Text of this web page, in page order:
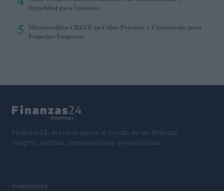
Seguridad para Usuarios
5 Microcréditos CRECE en Cuba: Potencia y Crecimiento para
Pequeñas Empresas
Finanzas24, el nuevo portal al mundo de las finanzas.
Insights, noticias, comparaciones y estadísticas.
Inversiones